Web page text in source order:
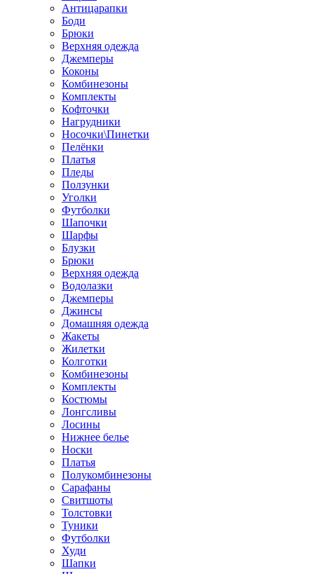
Антицарапки
Боди
Брюки
Верхняя одежда
Джемперы
Коконы
Комбинезоны
Комплекты
Кофточки
Нагрудники
Носочки\Пинетки
Пелёнки
Платья
Пледы
Ползунки
Уголки
Футболки
Шапочки
Шарфы
Блузки
Брюки
Верхняя одежда
Водолазки
Джемперы
Джинсы
Домашняя одежда
Жакеты
Жилетки
Колготки
Комбинезоны
Комплекты
Костюмы
Лонгсливы
Лосины
Нижнее белье
Носки
Платья
Полукомбинезоны
Сарафаны
Свитшоты
Толстовки
Туники
Футболки
Худи
Шапки